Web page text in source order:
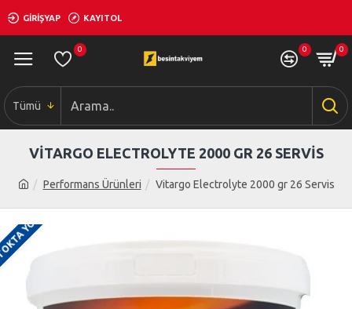
GIRIŞYAP KAYITOL
0 0 0
Tümü
Performans Ürünleri Vitargo Electrolyte 2000 gr 26 Servis
VITARGO ELECTROLYTE 2000 GR 26 SERVIS
YOK